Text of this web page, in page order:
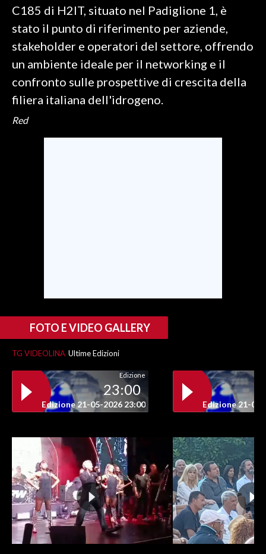
C185 di H2IT, situato nel Padiglione 1, è
stato il punto di riferimento per aziende,
stakeholder e operatori del settore, offrendo
un ambiente ideale per il networking e il
confronto sulle prospettive di crescita della
filiera italiana dell'idrogeno.
Red
FOTO E VIDEO GALLERY
TG VIDEOLINA Ultime Edizioni
Edizione
23:00
Edizione 21-05-2026 23:00 Edizione 21-05-